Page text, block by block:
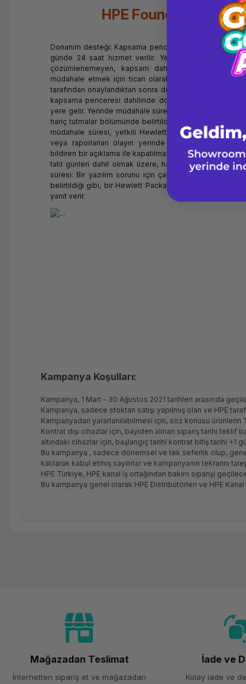
HPE Foundation
Donanım desteği: Kapsama penceresi: 7x24: HPE tatil
günde 24 saat hizmet verilir. Yerinde müdahale
çözümlenemeyen, kapsam dahilindeki donanım
müdahale etmek için ticari olarak makul olan ölçülerde
tarafından onaylandıktan sonra dört saat içinde, yetkili
kapsama penceresi dahilinde donanım bakım
yere gelir. Yerinde müdahale süresi, ilk çağrının
hariç tutmalar bölümünde belirtildiği gibi
müdahale süresi, yetkili Hewlett Packard Enterprise
veya raporlanan olayın yerinde müdahale
bildiren bir açıklama ile kapatılmasıyla sona erer.
tatil günleri dahil olmak üzere, haftada 7 gün, günde
süresi: Bir yazılım sorunu için çağrı kaydı alındığında,
belirtildiği gibi, bir Hewlett Packard Enterprise Çözüm
yanıt verir.
Kampanya Koşulları:
Kampanya, 1 Mart - 30 Ağustos 2021 tarihleri arasında
Kampanya, sadece stoktan satışı yapılmış olan ve HPE
Kampanyadan yararlanılabilmesi için, söz konusu ürünlerin
Kontrat dışı cihazlar için, bayiden alınan sipariş tarihi teklif
altındaki cihazlar için, başlangıç tarihi kontrat bitiş tarihi +1
Bu kampanya , sadece dönemsel ve tek seferlik olup, genel
katılarak kabul etmiş sayılırlar ve kampanyanın tekrarını
HPE Türkiye, HPE kanal iş ortağından bakım siparişi
Bu kampanya genel olarak HPE Distribütörleri ve HPE
Mağazadan Teslimat
İnternetten sipariş et ve mağazadan
İade ve
Kolay iade ve